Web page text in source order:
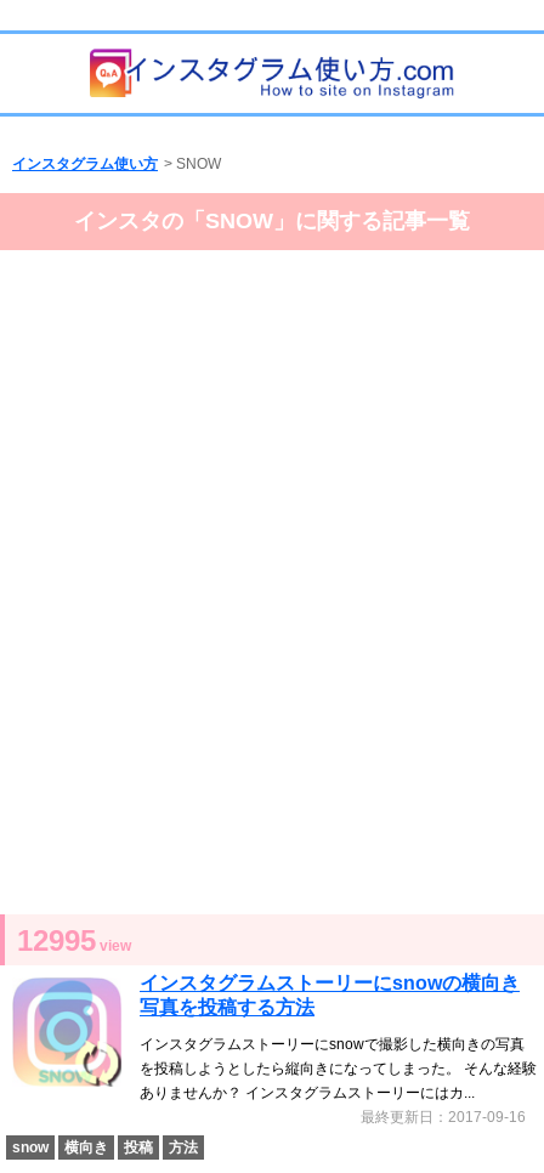
インスタグラム使い方 > SNOW
インスタの「SNOW」に関する記事一覧
12995 view
インスタグラムストーリーにsnowの横向き
写真を投稿する方法
インスタグラムストーリーにsnowで撮影した横向きの写真
を投稿しようとしたら縦向きになってしまった。 そんな経験
ありませんか？ インスタグラムストーリーにはカ...
最終更新日：2017-09-16
snow
横向き 投稿 方法